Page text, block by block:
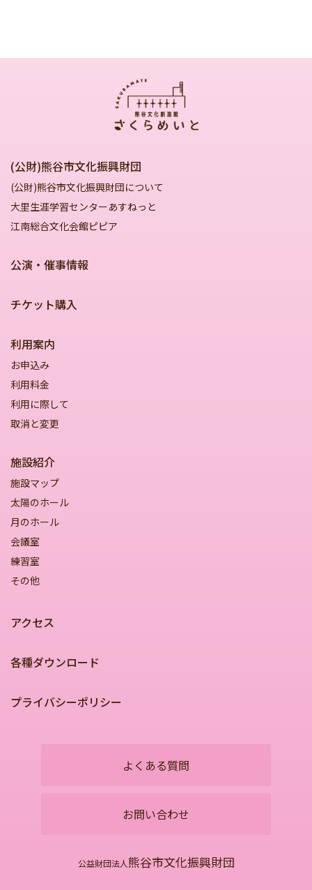
(公財)熊谷市文化振興財団
(公財)熊谷市文化振興財団について
大里生涯学習センターあすねっと
江南総合文化会館ピピア
公演・催事情報
チケット購入
利用案内
お申込み
利用料金
利用に際して
取消と変更
施設紹介
施設マップ
太陽のホール
月のホール
会議室
練習室
その他
アクセス
各種ダウンロード
プライバシーポリシー
よくある質問
お問い合わせ
公益財団法人熊谷市文化振興財団